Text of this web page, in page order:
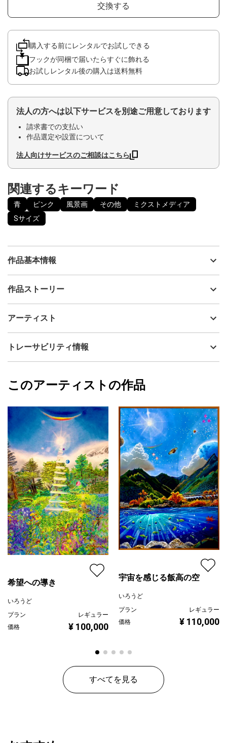
交換する
購入する前にレンタルでお試しできる
フックが同梱で届いたらすぐに飾れる
お試しレンタル後の購入は送料無料
法人の方へは以下サービスを別途ご用意しております
請求書での支払い
作品選定や設置について
法人向けサービスのご相談はこちら
関連するキーワード
青 ピンク 風景画 その他
ミクストメディア
Sサイズ
作品基本情報
出品者
制作年
ミクストメディア
作品状態
傷や汚れあり：誰がみてもわかるような大き
な傷や汚れがある
カラー
青
ピンク
ジャンル
風景画
配送目安
二週間以内
作品ストーリー
描きたいと思い一番最初に浮かんだのが三重県御浜町・七里御浜
に決めています。七里御浜を思う気持ちと熊野灘の煌びやかさは
※修正を繰り返した作品の為、破れや凹み等があります。額縁は作
アーティスト
いろうど
フォローする
トレーサビリティ情報
いろうど
このアーティストの作品
希望への導き
いろうど
プラン
レギュラー
価格
¥ 100,000
宇宙を感じる飯高の空
いろうど
プラン
レギュラー
価格
¥ 110,000
すべてを見る